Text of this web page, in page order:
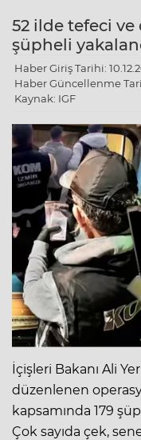
52 ilde tefeci ve
şüpheli
Haber Giriş Tarihi:
Haber Güncellenme
Kaynak: IGF
İçişleri Bakanı Ali
düzenlenen
kapsamında 179
Çok sayıda çek,